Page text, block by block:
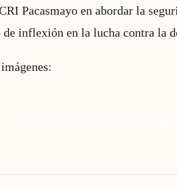
Pacasmayo en abordar la
de inflexión en la lucha contra la